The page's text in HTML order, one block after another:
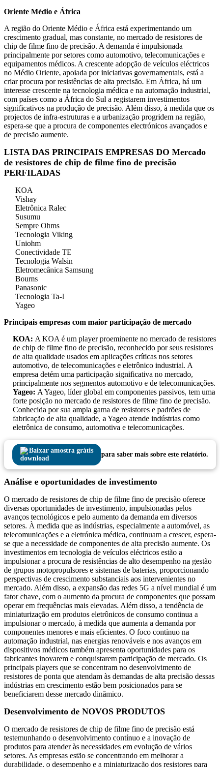
Oriente Médio e África
A região do Oriente Médio e África está experimentando um
crescimento gradual, mas constante, no mercado de resistores de
chip de filme fino de precisão. A demanda é impulsionada
principalmente por setores como automotivo, telecomunicações e
equipamentos médicos. A crescente adopção de veículos eléctricos
no Médio Oriente, apoiada por iniciativas governamentais, está a
criar procura por resistências de alta precisão. Em África, há um
interesse crescente na tecnologia médica e na automação industrial,
com países como a África do Sul a registarem investimentos
significativos na produção de precisão. Além disso, à medida que os
projectos de infra-estruturas e a urbanização progridem na região,
espera-se que a procura de componentes electrónicos avançados e
de precisão aumente.
LISTA DAS PRINCIPAIS EMPRESAS DO Mercado
de resistores de chip de filme fino de precisão
PERFILADAS
KOA
Vishay
Eletrônica Ralec
Susumu
Sempre Ohms
Tecnologia Viking
Uniohm
Conectividade TE
Tecnologia Walsin
Eletromecânica Samsung
Bourns
Panasonic
Tecnologia Ta-I
Yageo
Principais empresas com maior participação de mercado
KOA: A KOA é um player proeminente no mercado de resistores
de chip de filme fino de precisão, reconhecido por seus resistores
de alta qualidade usados ​​em aplicações críticas nos setores
automotivo, de telecomunicações e eletrônico industrial. A
empresa detém uma participação significativa no mercado,
principalmente nos segmentos automotivo e de telecomunicações.
Yageo: A Yageo, líder global em componentes passivos, tem uma
forte posição no mercado de resistores de filme fino de precisão.
Conhecida por sua ampla gama de resistores e padrões de
fabricação de alta qualidade, a Yageo atende indústrias como
eletrônica de consumo, automotiva e telecomunicações.
Baixar amostra grátis
para saber mais sobre este relatório.
Análise e oportunidades de investimento
O mercado de resistores de chip de filme fino de precisão oferece
diversas oportunidades de investimento, impulsionadas pelos
avanços tecnológicos e pelo aumento da demanda em diversos
setores. À medida que as indústrias, especialmente a automóvel, as
telecomunicações e a eletrónica médica, continuam a crescer, espera-
se que a necessidade de componentes de alta precisão aumente. Os
investimentos em tecnologia de veículos eléctricos estão a
impulsionar a procura de resistências de alto desempenho na gestão
de grupos motopropulsores e sistemas de baterias, proporcionando
perspectivas de crescimento substanciais aos intervenientes no
mercado. Além disso, a expansão das redes 5G a nível mundial é um
fator chave, com o aumento da procura de componentes que possam
operar em frequências mais elevadas. Além disso, a tendência de
miniaturização em produtos eletrônicos de consumo continua a
impulsionar o mercado, à medida que aumenta a demanda por
componentes menores e mais eficientes. O foco contínuo na
automação industrial, nas energias renováveis ​​e nos avanços em
dispositivos médicos também apresenta oportunidades para os
fabricantes inovarem e conquistarem participação de mercado. Os
principais players que se concentram no desenvolvimento de
resistores de ponta que atendam às demandas de alta precisão dessas
indústrias em crescimento estão bem posicionados para se
beneficiarem desse mercado dinâmico.
Desenvolvimento de NOVOS PRODUTOS
O mercado de resistores de chip de filme fino de precisão está
testemunhando o desenvolvimento contínuo e a inovação de
produtos para atender às necessidades em evolução de vários
setores. As empresas estão se concentrando em melhorar a
durabilidade, o desempenho e a miniaturização dos resistores para